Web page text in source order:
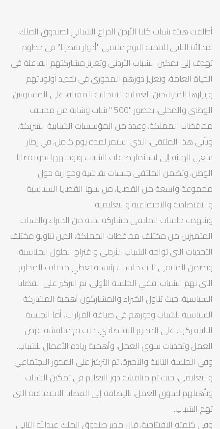
أطلقت هيئة شباب كلنا الأردن الذراع الشبابي لصندوق الملك
عبدالله الثاني للتنمية اليوم ملتقى "أدوار تنتظرنا" في خطوة
تهدف إلى تمكين الشباب الأردني وتعزيز مشاركتهم الفاعلة في
الحياة العامة، وتعزيز دورهم المحوري في تحديد أولوياتهم
وإبرازها للمترشحين للعملية الانتخابية المقبلة، على المستويين
الوطني والمحلي، بحضور "500 " شاب وشابة من مختلف
محافظات المملكة، وعدد من المؤسسات الشبابية الشريكة.
ويأتي هذا الملتقى، الذي استمر لمدة يوم كامل، في إطار
سعي الهيئة إلى استثمار طاقات الشباب وتوجيهها نحو قضايا
الوطن، وتضمن الملتقى جلسات نقاشية وحوارية حول
مجموعة واسعة من القضايا، من بينها القضايا السياسية
والاقتصادية والاجتماعية والتعليمية.
وشهدت جلسات الملتقى مشاركة نخبة من الخبراء والشباب
المتميزين من مختلف محافظات المملكة، الذين تناولو مختلف
التحديات التي تواجه الشباب الأردني واقتراح الحلول المناسبة.
وتضمن الملتقى ثلاث جلسات رئيسية تغطي مختلف المحاور
التي تهم الشباب. ففي الجلسة الأولى، تم التركيز على القضايا
السياسية، حيث تناول الخبراء والمشاركون أهمية المشاركة
السياسية للشباب ودورهم في صياغة القرارات. أما الجلسة
الثانية ركزت على المحور الاقتصادي، حيث تم مناقشة فرص
العمل وتحديات سوق العمل، وأهمية ريادة الأعمال للشباب.
وفي الجلسة الثالثة والأخيرة، تم التركيز على المحور الاجتماعي
والتعليمي، حيث تم مناقشة دور التعليم في تمكين الشباب
وتأهيلهم لسوق العمل، بالإضافة إلى القضايا الاجتماعية التي
تهم الشباب.
وفي كلمته الافتتاحية، قال مدير صندوق الملك عبدالله الثاني